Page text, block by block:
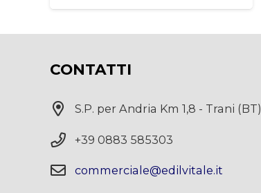
CONTATTI
S.P. per Andria Km 1,8 - Trani (BT)
+39 0883 585303
commerciale@edilvitale.it